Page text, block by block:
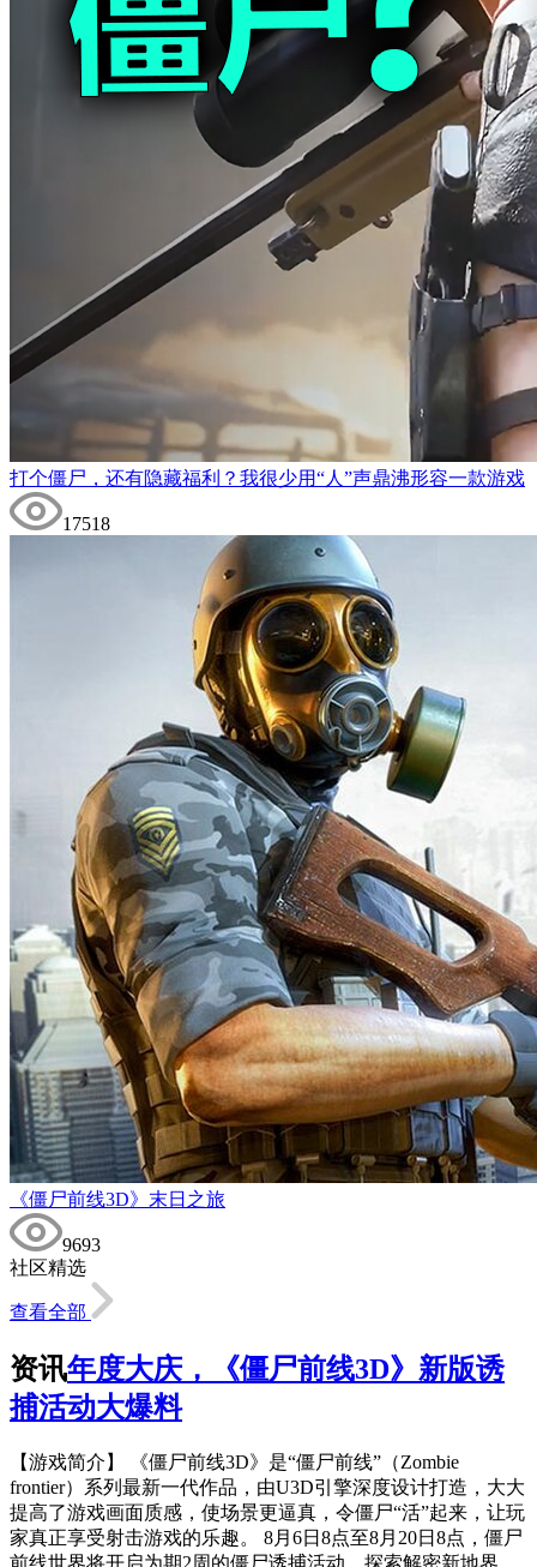
打个僵尸，还有隐藏福利？我很少用“人”声鼎沸形容一款游戏
17518
《僵尸前线3D》末日之旅
9693
社区精选
查看全部
资讯年度大庆，《僵尸前线3D》新版诱
捕活动大爆料
【游戏简介】 《僵尸前线3D》是“僵尸前线”（Zombie
frontier）系列最新一代作品，由U3D引擎深度设计打造，大大
提高了游戏画面质感，使场景更逼真，令僵尸“活”起来，让玩
家真正享受射击游戏的乐趣。 8月6日8点至8月20日8点，僵尸
前线世界将开启为期2周的僵尸诱捕活动。探索解密新地界，